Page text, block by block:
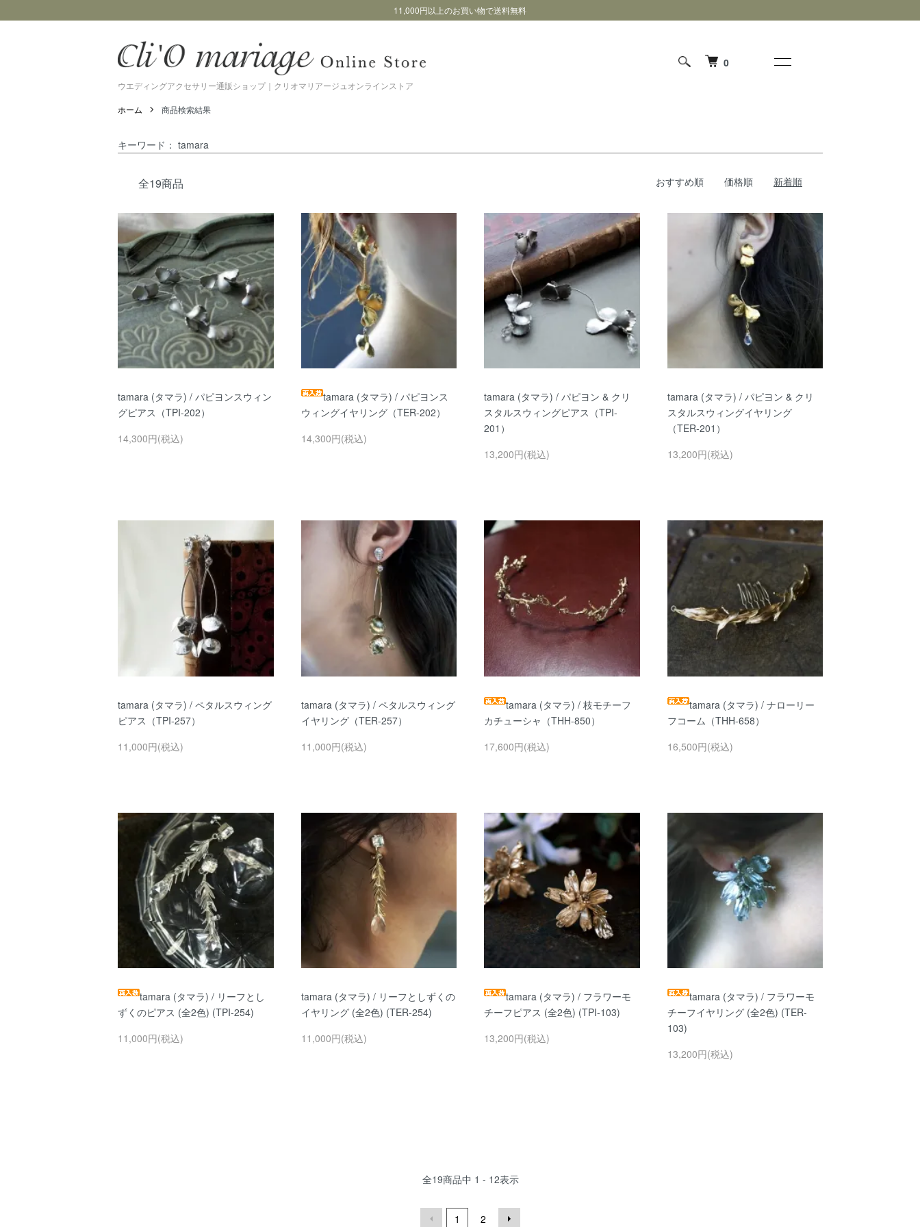
11,000円以上のお買い物で送料無料
ウエディングアクセサリー通販ショップ｜クリオマリアージュオンラインストア
0
ホーム 商品検索結果
キーワード： tamara
全19商品 おすすめ順 価格順 新着順
tamara (タマラ) / パピヨンスウィン
グピアス（TPI-202）
14,300円(税込)
tamara (タマラ) / パピヨンス
ウィングイヤリング（TER-202）
14,300円(税込)
tamara (タマラ) / パピヨン & クリ
スタルスウィングピアス（TPI-
201）
13,200円(税込)
tamara (タマラ) / パピヨン & クリ
スタルスウィングイヤリング
（TER-201）
13,200円(税込)
tamara (タマラ) / ペタルスウィング
ピアス（TPI-257）
11,000円(税込)
tamara (タマラ) / ペタルスウィング
イヤリング（TER-257）
11,000円(税込)
tamara (タマラ) / 枝モチーフ
カチューシャ（THH-850）
17,600円(税込)
tamara (タマラ) / ナローリー
フコーム（THH-658）
16,500円(税込)
tamara (タマラ) / リーフとし
ずくのピアス (全2色) (TPI-254)
11,000円(税込)
tamara (タマラ) / リーフとしずくの
イヤリング (全2色) (TER-254)
11,000円(税込)
tamara (タマラ) / フラワーモ
チーフピアス (全2色) (TPI-103)
13,200円(税込)
tamara (タマラ) / フラワーモ
チーフイヤリング (全2色) (TER-
103)
13,200円(税込)
全19商品中 1 - 12表示
1 2